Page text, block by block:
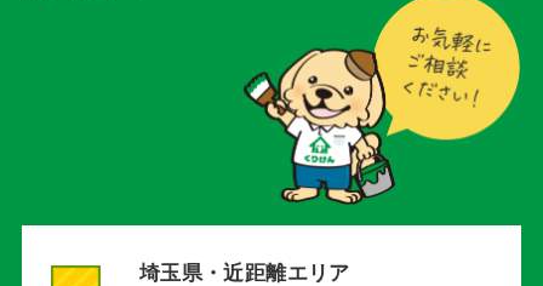
埼玉県・近距離エリア